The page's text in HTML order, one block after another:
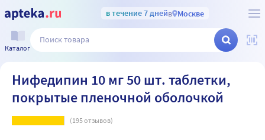
в течение 7 днейв Москве
Каталог
Нифедипин 10 мг 50 шт. таблетки,
покрытые пленочной оболочкой
(195отзывов)